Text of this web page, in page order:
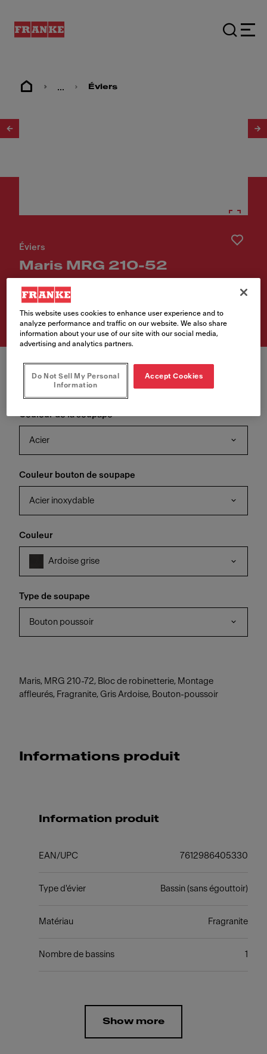
... Éviers
Éviers
Maris MRG 210-52
Numéro d'article
Couleur de la soupape
Acier
Couleur bouton de soupape
Acier inoxydable
Couleur
Ardoise grise
Type de soupape
Bouton poussoir
Maris, MRG 210-72, Bloc de robinetterie, Montage
affleurés, Fragranite, Gris Ardoise, Bouton-poussoir
Informations produit
Information produit
EAN/UPC 7612986405330
Type d'évier Bassin (sans égouttoir)
Matériau Fragranite
Nombre de bassins 1
Show more
This website uses cookies to enhance user experience and to
analyze performance and traffic on our website. We also share
information about your use of our site with our social media,
advertising and analytics partners.
Do Not Sell My Personal
Information
Accept Cookies